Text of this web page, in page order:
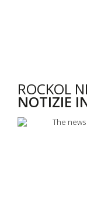
ROCKOL
NOTIZIE